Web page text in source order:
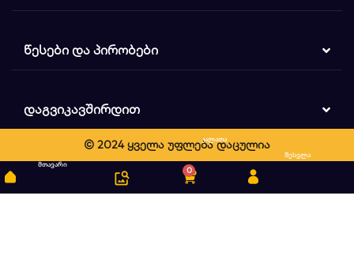
ᲬᲔᲡᲔᲑᲘ ᲓᲐ ᲞᲘᲠᲝᲑᲔᲑᲘ
ᲓᲐᲒᲕᲘᲙᲐᲕᲨᲘᲠᲓᲘᲗ
© 2024 ყველა უფლება დაცულია
მთავარი
ძიება
0
კალათა
შესვლა